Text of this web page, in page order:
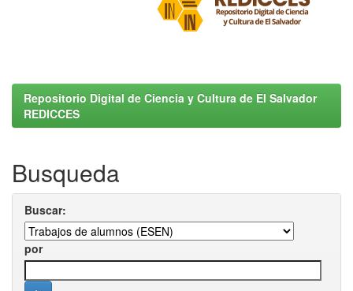
Repositorio Digital de Ciencia y Cultura de El Salvador
REDICCES
Busqueda
Buscar:
por